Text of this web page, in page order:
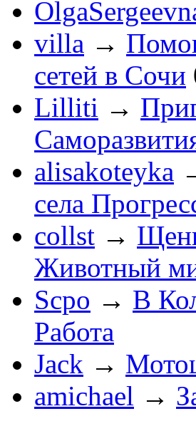
villa →
сетей в Сочи
Lilliti →
alisakoteyka
села
collst →
Животный
Scpo → В
Работа
Jack →
amichael →